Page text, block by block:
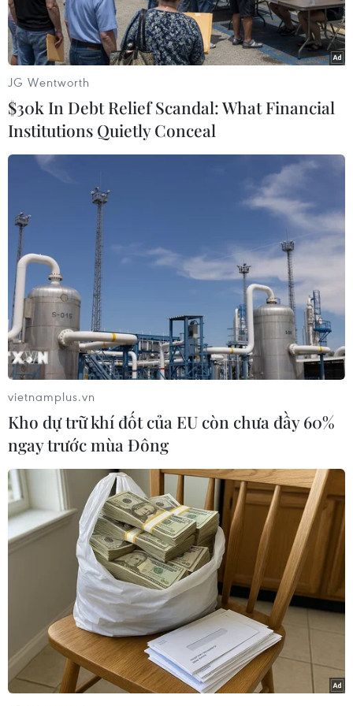
Các nghệ nhân làng nghề đúc đồng Trà Đông thực hiện công
đoạn rót đồng vào khuôn đúc trống. (Ảnh: Hoa Mai/TTXVN)
Hướng tới kỷ niệm 79 năm Ngày Thương binh-
Liệt sỹ (27/7/1947-27/7/2026), ngày 5/6, Hội Di
sản Văn hóa và Cổ vật Thanh Hoa (tỉnh Thanh
Hoá) cùng các nghệ nhân làng đúc đồng Trà
Đông (xã Thiệu Trung) đã tổ chức nghi lễ đúc
trống đồng và đại pháo thần công bằng phương
pháp thủ công truyền thống để trao tặng Đảng
bộ, chính quyền và nhân dân tỉnh Quảng Trị.
Hội Di sản Văn hóa và Cổ vật Thanh Hoa cùng
các nghệ nhân tiến hành lễ chập lò, nhập linh
đúc trống đồng và đại pháo thần công. Khi lò
lửa đến độ thăng hoa cũng là lúc đồng được
nung chảy hoàn toàn, lúc này, khối đồng hợp
nhất được rót từ từ vào khuôn trống đồng và
khuôn 2 khẩu đại pháo thần công - đây được
xem là nghi lễ trang trọng nhất của nghề đúc
đồng truyền thống. Các nghệ nhân xứ Thanh bắt
JG Wentworth
$30k In Debt Relief Scandal: What Financial
Institutions Quietly Conceal
vietnamplus.vn
Kho dự trữ khí đốt của EU còn chưa đầy 60%
ngay trước mùa Đông